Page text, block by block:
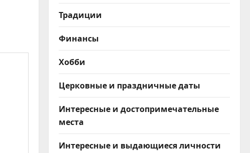
Традиции
Финансы
Хобби
Церковные и праздничные даты
Интересные и достопримечательные
места
Интересные и выдающиеся личности